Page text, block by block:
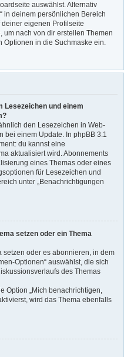
auswählst. Alternativ
in deinem persönlichen Bereich
deiner eigenen Profilseite
um nach von dir erstellen Themen
Optionen in die Suchmaske ein.
Lesezeichen und einem
den Lesezeichen in Web-
bei einem Update. In phpBB 3.1
du kannst eine
aktualisiert wird. Abonnements
eines Themas oder eines
für Lesezeichen und
unter „Benachrichtigungen
setzen oder ein Thema
setzen oder es abonnieren, in dem
Optionen“ auswählst, die sich
des Themas
Option „Mich benachrichtigen,
wird das Thema ebenfalls